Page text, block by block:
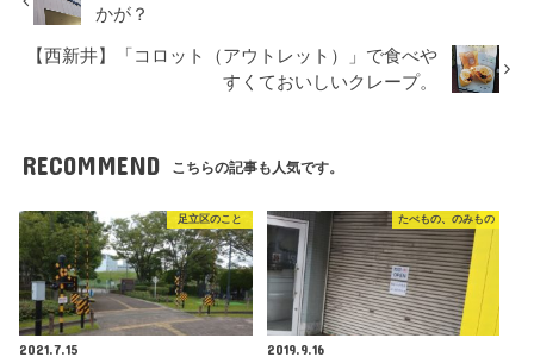
かが？
【西新井】「コロット（アウトレット）」で食べや
すくておいしいクレープ。
RECOMMEND こちらの記事も人気です。
足立区のこと
2021.7.15
たべもの、のみもの
2019.9.16